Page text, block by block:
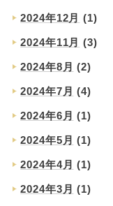
2024年12月 (1)
2024年11月 (3)
2024年8月 (2)
2024年7月 (4)
2024年6月 (1)
2024年5月 (1)
2024年4月 (1)
2024年3月 (1)